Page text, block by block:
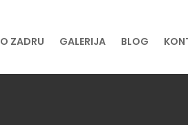
O ZADRU GALERIJA BLOG